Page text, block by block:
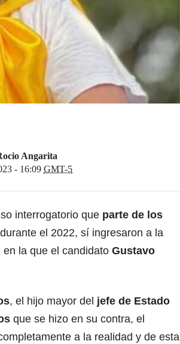
Angarita
- 16:09 GMT-5
interrogatorio que parte de los
el 2022, sí ingresaron a la
en la que el candidato Gustavo
, el hijo mayor del jefe de Estado
que se hizo en su contra, el
a la realidad y de esta